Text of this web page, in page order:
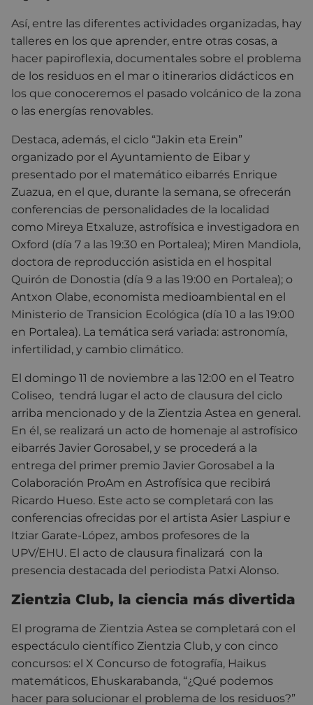
Así, entre las diferentes actividades organizadas, hay
talleres en los que aprender, entre otras cosas, a
hacer papiroflexia, documentales sobre el problema
de los residuos en el mar o itinerarios didácticos en
los que conoceremos el pasado volcánico de la zona
o las energías renovables.
Destaca, además, el ciclo “Jakin eta Erein”
organizado por el Ayuntamiento de Eibar y
presentado por el matemático eibarrés Enrique
Zuazua, en el que, durante la semana, se ofrecerán
conferencias de personalidades de la localidad
como Mireya Etxaluze, astrofísica e investigadora en
Oxford (día 7 a las 19:30 en Portalea); Miren Mandiola,
doctora de reproducción asistida en el hospital
Quirón de Donostia (día 9 a las 19:00 en Portalea); o
Antxon Olabe, economista medioambiental en el
Ministerio de Transicion Ecológica (día 10 a las 19:00
en Portalea). La temática será variada: astronomía,
infertilidad, y cambio climático.
El domingo 11 de noviembre a las 12:00 en el Teatro
Coliseo, tendrá lugar el acto de clausura del ciclo
arriba mencionado y de la Zientzia Astea en general.
En él, se realizará un acto de homenaje al astrofísico
eibarrés Javier Gorosabel, y se procederá a la
entrega del primer premio Javier Gorosabel a la
Colaboración ProAm en Astrofísica que recibirá
Ricardo Hueso. Este acto se completará con las
conferencias ofrecidas por el artista Asier Laspiur e
Itziar Garate-López, ambos profesores de la
UPV/EHU. El acto de clausura finalizará con la
presencia destacada del periodista Patxi Alonso.
Zientzia Club, la ciencia más divertida
El programa de Zientzia Astea se completará con el
espectáculo científico Zientzia Club, y con cinco
concursos: el X Concurso de fotografía, Haikus
matemáticos, Ehuskarabanda, “¿Qué podemos
hacer para solucionar el problema de los residuos?”